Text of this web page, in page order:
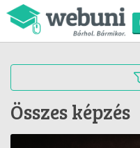
Összes képzés